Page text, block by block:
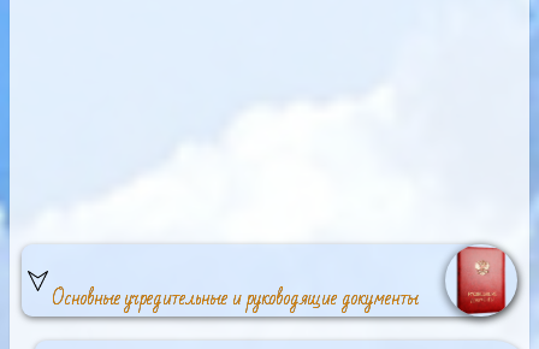
Основные учредительные и руководящие документы